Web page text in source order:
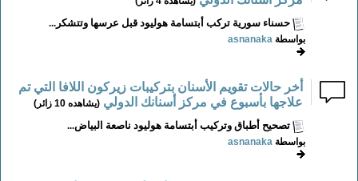
حسناء سورية تركب أبتسامة هوليود قبل عرسها وتتشكر...
بواسطةasnanaka
أخر حالات تقويم الأسنان بتركيبات زيركون اللافا التي تم
علاجها بأسبوع في مركز أسنانك الدولي
(يشاهده 10 زائر)
تصحيح أطباق وتركيب أبتسامة هوليود ناصعة البياض...
بواسطةasnanaka